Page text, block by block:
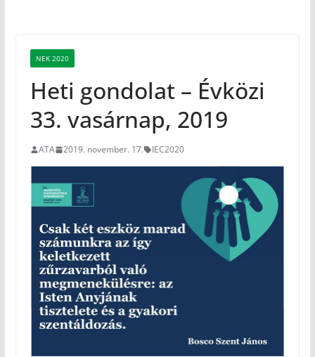
NEK 2020
Heti gondolat – Évközi
33. vasárnap, 2019
ATA 2019. november. 17. IEC2020